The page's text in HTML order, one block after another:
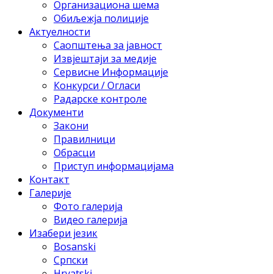
Организациона шема
Обиљежја полиције
Актуелности
Саопштења за јавност
Извјештаји за медије
Сервисне Информације
Конкурси / Огласи
Радарске контроле
Документи
Закони
Правилници
Обрасци
Приступ информацијама
Контакт
Галерије
Фото галерија
Видео галерија
Изабери језик
Bosanski
Српски